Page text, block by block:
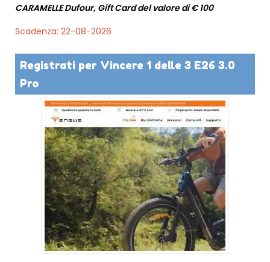
CARAMELLE Dufour, Gift Card del valore di € 100
Scadenza: 22-08-2026
Registrati per Vincere 1 delle 3 E26 3.0
Pro